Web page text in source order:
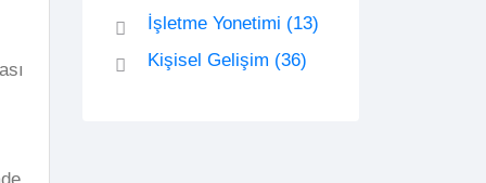
İşletme Yonetimi (13)
Kişisel Gelişim (36)